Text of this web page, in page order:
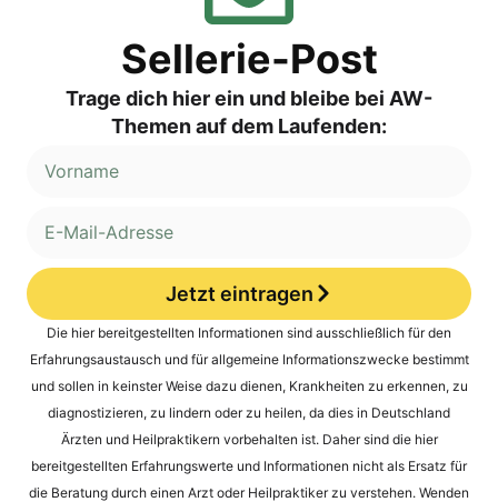
Sellerie-Post
Trage dich hier ein und bleibe bei AW-
Themen auf dem Laufenden:
Jetzt eintragen
Alternative:
Die hier bereitgestellten Informationen sind ausschließlich für den
Erfahrungsaustausch und für allgemeine Informationszwecke bestimmt
und sollen in keinster Weise dazu dienen, Krankheiten zu erkennen, zu
diagnostizieren, zu lindern oder zu heilen, da dies in Deutschland
Ärzten und Heilpraktikern vorbehalten ist. Daher sind die hier
bereitgestellten Erfahrungswerte und Informationen nicht als Ersatz für
die Beratung durch einen Arzt oder Heilpraktiker zu verstehen. Wenden